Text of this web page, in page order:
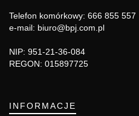
Telefon komórkowy: 666 855 557
e-mail: biuro@bpj.com.pl
NIP: 951-21-36-084
REGON: 015897725
INFORMACJE